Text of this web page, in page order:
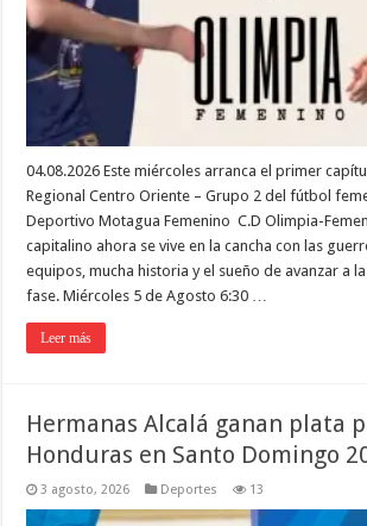
04.08.2026 Este miércoles arranca el primer
Regional Centro Oriente – Grupo 2 del fútbol
Deportivo Motagua Femenino C.D Olimpia-
capitalino ahora se vive en la cancha con las
equipos, mucha historia y el sueño de avanzar a
fase. Miércoles 5 de Agosto 6:30 …
Leer más
Hermanas Alcalá ganan plata
Honduras en Santo Domingo
3 agosto, 2026 Deportes 13